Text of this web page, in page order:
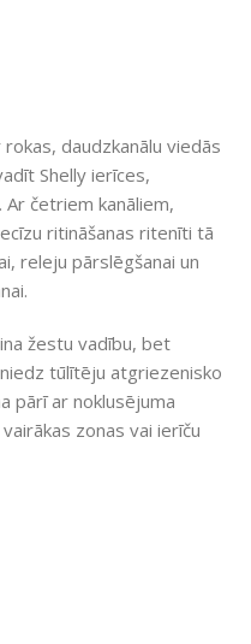
daudzkanālu viedās
Shelly ierīces,
četriem kanāliem,
ritināšanas ritenīti tā
releju pārslēgšanai un
žestu vadību, bet
tūlītēju atgriezenisko
pārī ar noklusējuma
zonas vai ierīču